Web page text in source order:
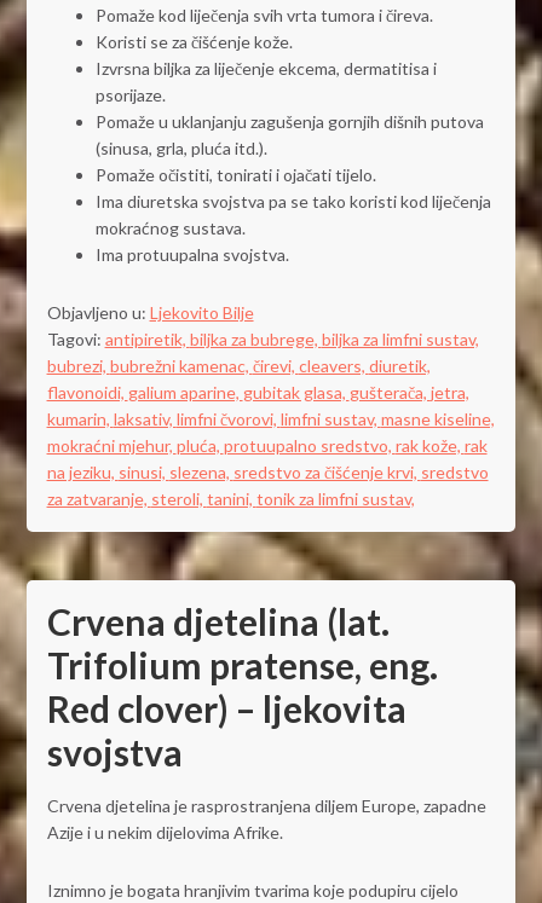
Pomaže kod liječenja svih vrta tumora i čireva.
Koristi se za čišćenje kože.
Izvrsna biljka za liječenje ekcema, dermatitisa i
psorijaze.
Pomaže u uklanjanju zagušenja gornjih dišnih putova
(sinusa, grla, pluća itd.).
Pomaže očistiti, tonirati i ojačati tijelo.
Ima diuretska svojstva pa se tako koristi kod liječenja
mokraćnog sustava.
Ima protuupalna svojstva.
Objavljeno u: Ljekovito Bilje
Tagovi: antipiretik, biljka za bubrege, biljka za limfni sustav,
bubrezi, bubrežni kamenac, čirevi, cleavers, diuretik,
flavonoidi, galium aparine, gubitak glasa, gušterača, jetra,
kumarin, laksativ, limfni čvorovi, limfni sustav, masne kiseline,
mokraćni mjehur, pluća, protuupalno sredstvo, rak kože, rak
na jeziku, sinusi, slezena, sredstvo za čišćenje krvi, sredstvo
za zatvaranje, steroli, tanini, tonik za limfni sustav,
Crvena djetelina (lat.
Trifolium pratense, eng.
Red clover) – ljekovita
svojstva
Crvena djetelina je rasprostranjena diljem Europe, zapadne
Azije i u nekim dijelovima Afrike.
Iznimno je bogata hranjivim tvarima koje podupiru cijelo